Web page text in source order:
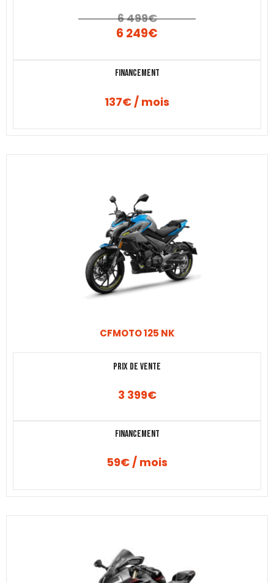
6 499€
6 249€
Financement
137€ / mois
CFMOTO 125 NK
Prix de vente
3 399€
Financement
59€ / mois